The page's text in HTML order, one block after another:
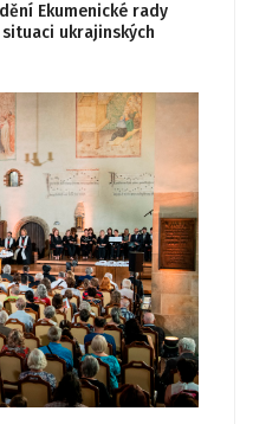
Ekumenické rady
ukrajinských